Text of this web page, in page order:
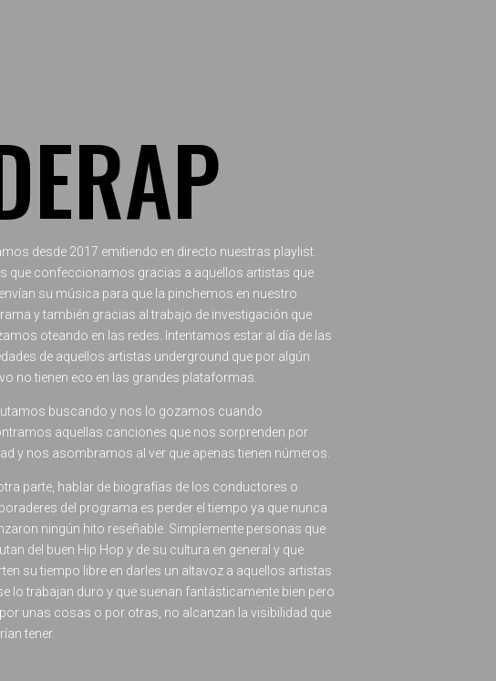
desde 2017 emitiendo en directo nuestras playlist.
que confeccionamos gracias a aquellos artistas que
su música para que la pinchemos en nuestro
y también gracias al trabajo de investigación que
oteando en las redes. Intentamos estar al día de las
de aquellos artistas underground que por algún
no tienen eco en las grandes plataformas.
buscando y nos lo gozamos cuando
aquellas canciones que nos sorprenden por
y nos asombramos al ver que apenas tienen números.
parte, hablar de biografías de los conductores o
del programa es perder el tiempo ya que nunca
ningún hito reseñable. Simplemente personas que
del buen Hip Hop y de su cultura en general y que
su tiempo libre en darles un altavoz a aquellos artistas
lo trabajan duro y que suenan fantásticamente bien pero
unas cosas o por otras, no alcanzan la visibilidad que
tener.